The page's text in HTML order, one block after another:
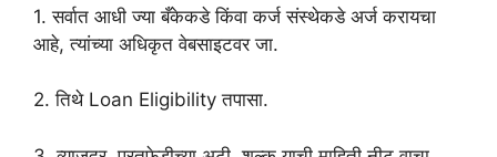
1. सर्वात आधी ज्या बँकेकडे किंवा कर्ज संस्थेकडे अर्ज करायचा
आहे, त्यांच्या अधिकृत वेबसाइटवर जा.
2. तिथे Loan Eligibility तपासा.